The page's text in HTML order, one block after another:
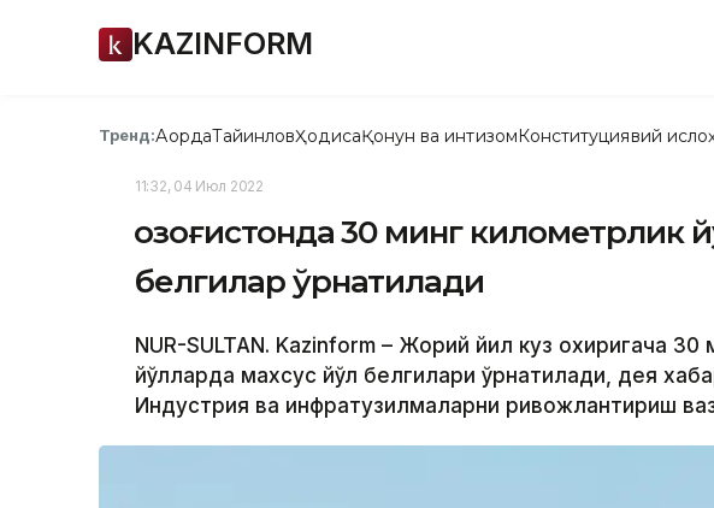
KAZINFORM
Тренд:АқордаТайинловҲодисаҚонун ва интизомКонституциявий
11:32, 04 Июл 2022
Қозоғистонда 30 минг километрлик
белгилар ўрнатилади
NUR-SULTAN. Kazinform – Жорий йил куз охиригача 30
йўлларда махсус йўл белгилари ўрнатилади, дея
Индустрия ва инфратузилмаларни ривожлантириш